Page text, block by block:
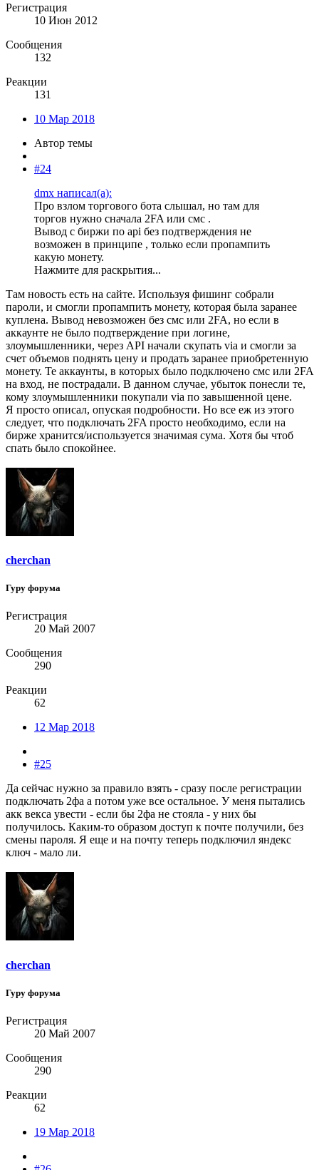
Регистрация
10 Июн 2012
Сообщения
132
Реакции
131
10 Мар 2018
Автор темы
#24
dmx написал(а):
Про взлом торгового бота слышал, но там для
торгов нужно сначала 2FA или смс .
Вывод с биржи по api без подтверждения не
возможен в принципе , только если пропампить
какую монету.
Нажмите для раскрытия...
Там новость есть на сайте. Используя фишинг собрали
пароли, и смогли пропампить монету, которая была заранее
куплена. Вывод невозможен без смс или 2FA, но если в
аккаунте не было подтверждение при логине,
злоумышленники, через API начали скупать via и смогли за
счет объемов поднять цену и продать заранее приобретенную
монету. Те аккаунты, в которых было подключено смс или 2FA
на вход, не пострадали. В данном случае, убыток понесли те,
кому злоумышленники покупали via по завышенной цене.
Я просто описал, опуская подробности. Но все еж из этого
следует, что подключать 2FA просто необходимо, если на
бирже хранится/используется значимая сума. Хотя бы чтоб
спать было спокойнее.
cherchan
Гуру форума
Регистрация
20 Май 2007
Сообщения
290
Реакции
62
12 Мар 2018
#25
Да сейчас нужно за правило взять - сразу после регистрации
подключать 2фа а потом уже все остальное. У меня пытались
акк векса увести - если бы 2фа не стояла - у них бы
получилось. Каким-то образом доступ к почте получили, без
смены пароля. Я еще и на почту теперь подключил яндекс
ключ - мало ли.
cherchan
Гуру форума
Регистрация
20 Май 2007
Сообщения
290
Реакции
62
19 Мар 2018